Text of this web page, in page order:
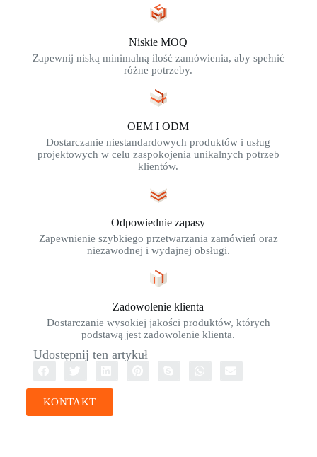
Niskie MOQ
Zapewnij niską minimalną ilość zamówienia, aby spełnić
różne potrzeby.
OEM I ODM
Dostarczanie niestandardowych produktów i usług
projektowych w celu zaspokojenia unikalnych potrzeb
klientów.
Odpowiednie zapasy
Zapewnienie szybkiego przetwarzania zamówień oraz
niezawodnej i wydajnej obsługi.
Zadowolenie klienta
Dostarczanie wysokiej jakości produktów, których
podstawą jest zadowolenie klienta.
Udostępnij ten artykuł
KONTAKT